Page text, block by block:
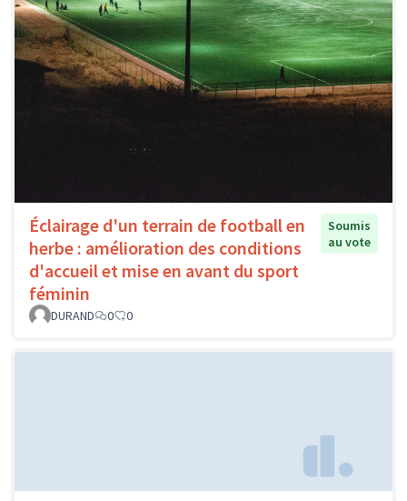
Éclairage d'un terrain de football en
herbe : amélioration des conditions
d'accueil et mise en avant du sport
féminin
Soumis
au vote
DURAND 0 0